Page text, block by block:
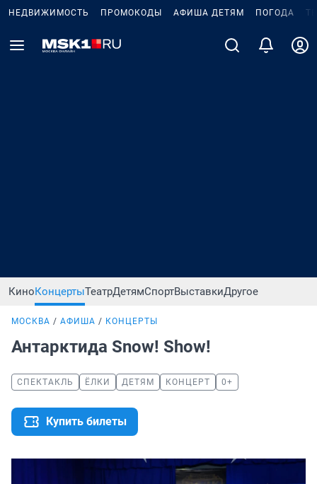
НЕДВИЖИМОСТЬ ПРОМОКОДЫ АФИША ДЕТЯМ ПОГОДА
КиноКонцертыТеатрДетямСпортВыставкиДругое
МОСКВА АФИША КОНЦЕРТЫ
Антарктида Snow! Show!
СПЕКТАКЛЬ ЁЛКИ ДЕТЯМ КОНЦЕРТ 0+
Купить билеты